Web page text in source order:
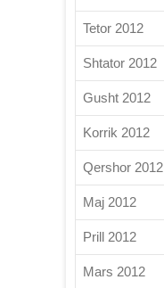
Tetor 2012
Shtator 2012
Gusht 2012
Korrik 2012
Qershor 2012
Maj 2012
Prill 2012
Mars 2012